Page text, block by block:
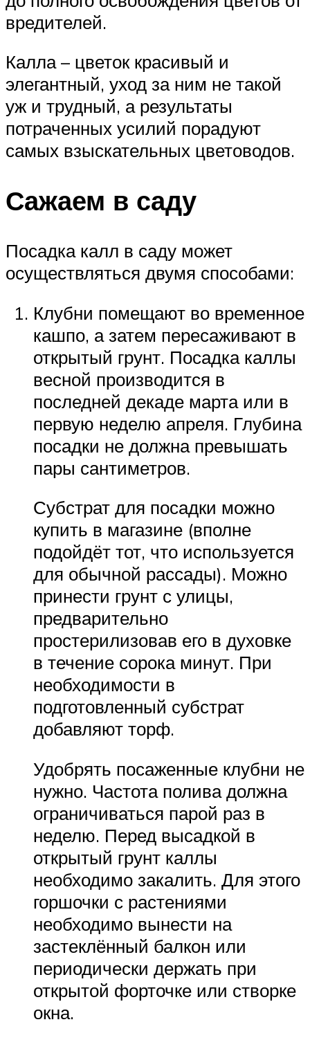
вредителей.
Калла – цветок красивый и
элегантный, уход за ним не такой
уж и трудный, а результаты
потраченных усилий порадуют
самых взыскательных цветоводов.
Сажаем в саду
Посадка калл в саду может
осуществляться двумя способами:
Клубни помещают во временное
кашпо, а затем пересаживают в
открытый грунт. Посадка каллы
весной производится в
последней декаде марта или в
первую неделю апреля. Глубина
посадки не должна превышать
пары сантиметров.
Субстрат для посадки можно
купить в магазине (вполне
подойдёт тот, что используется
для обычной рассады). Можно
принести грунт с улицы,
предварительно
простерилизовав его в духовке
в течение сорока минут. При
необходимости в
подготовленный субстрат
добавляют торф.
Удобрять посаженные клубни не
нужно. Частота полива должна
ограничиваться парой раз в
неделю. Перед высадкой в
открытый грунт каллы
необходимо закалить. Для этого
горшочки с растениями
необходимо вынести на
застеклённый балкон или
периодически держать при
открытой форточке или створке
окна.